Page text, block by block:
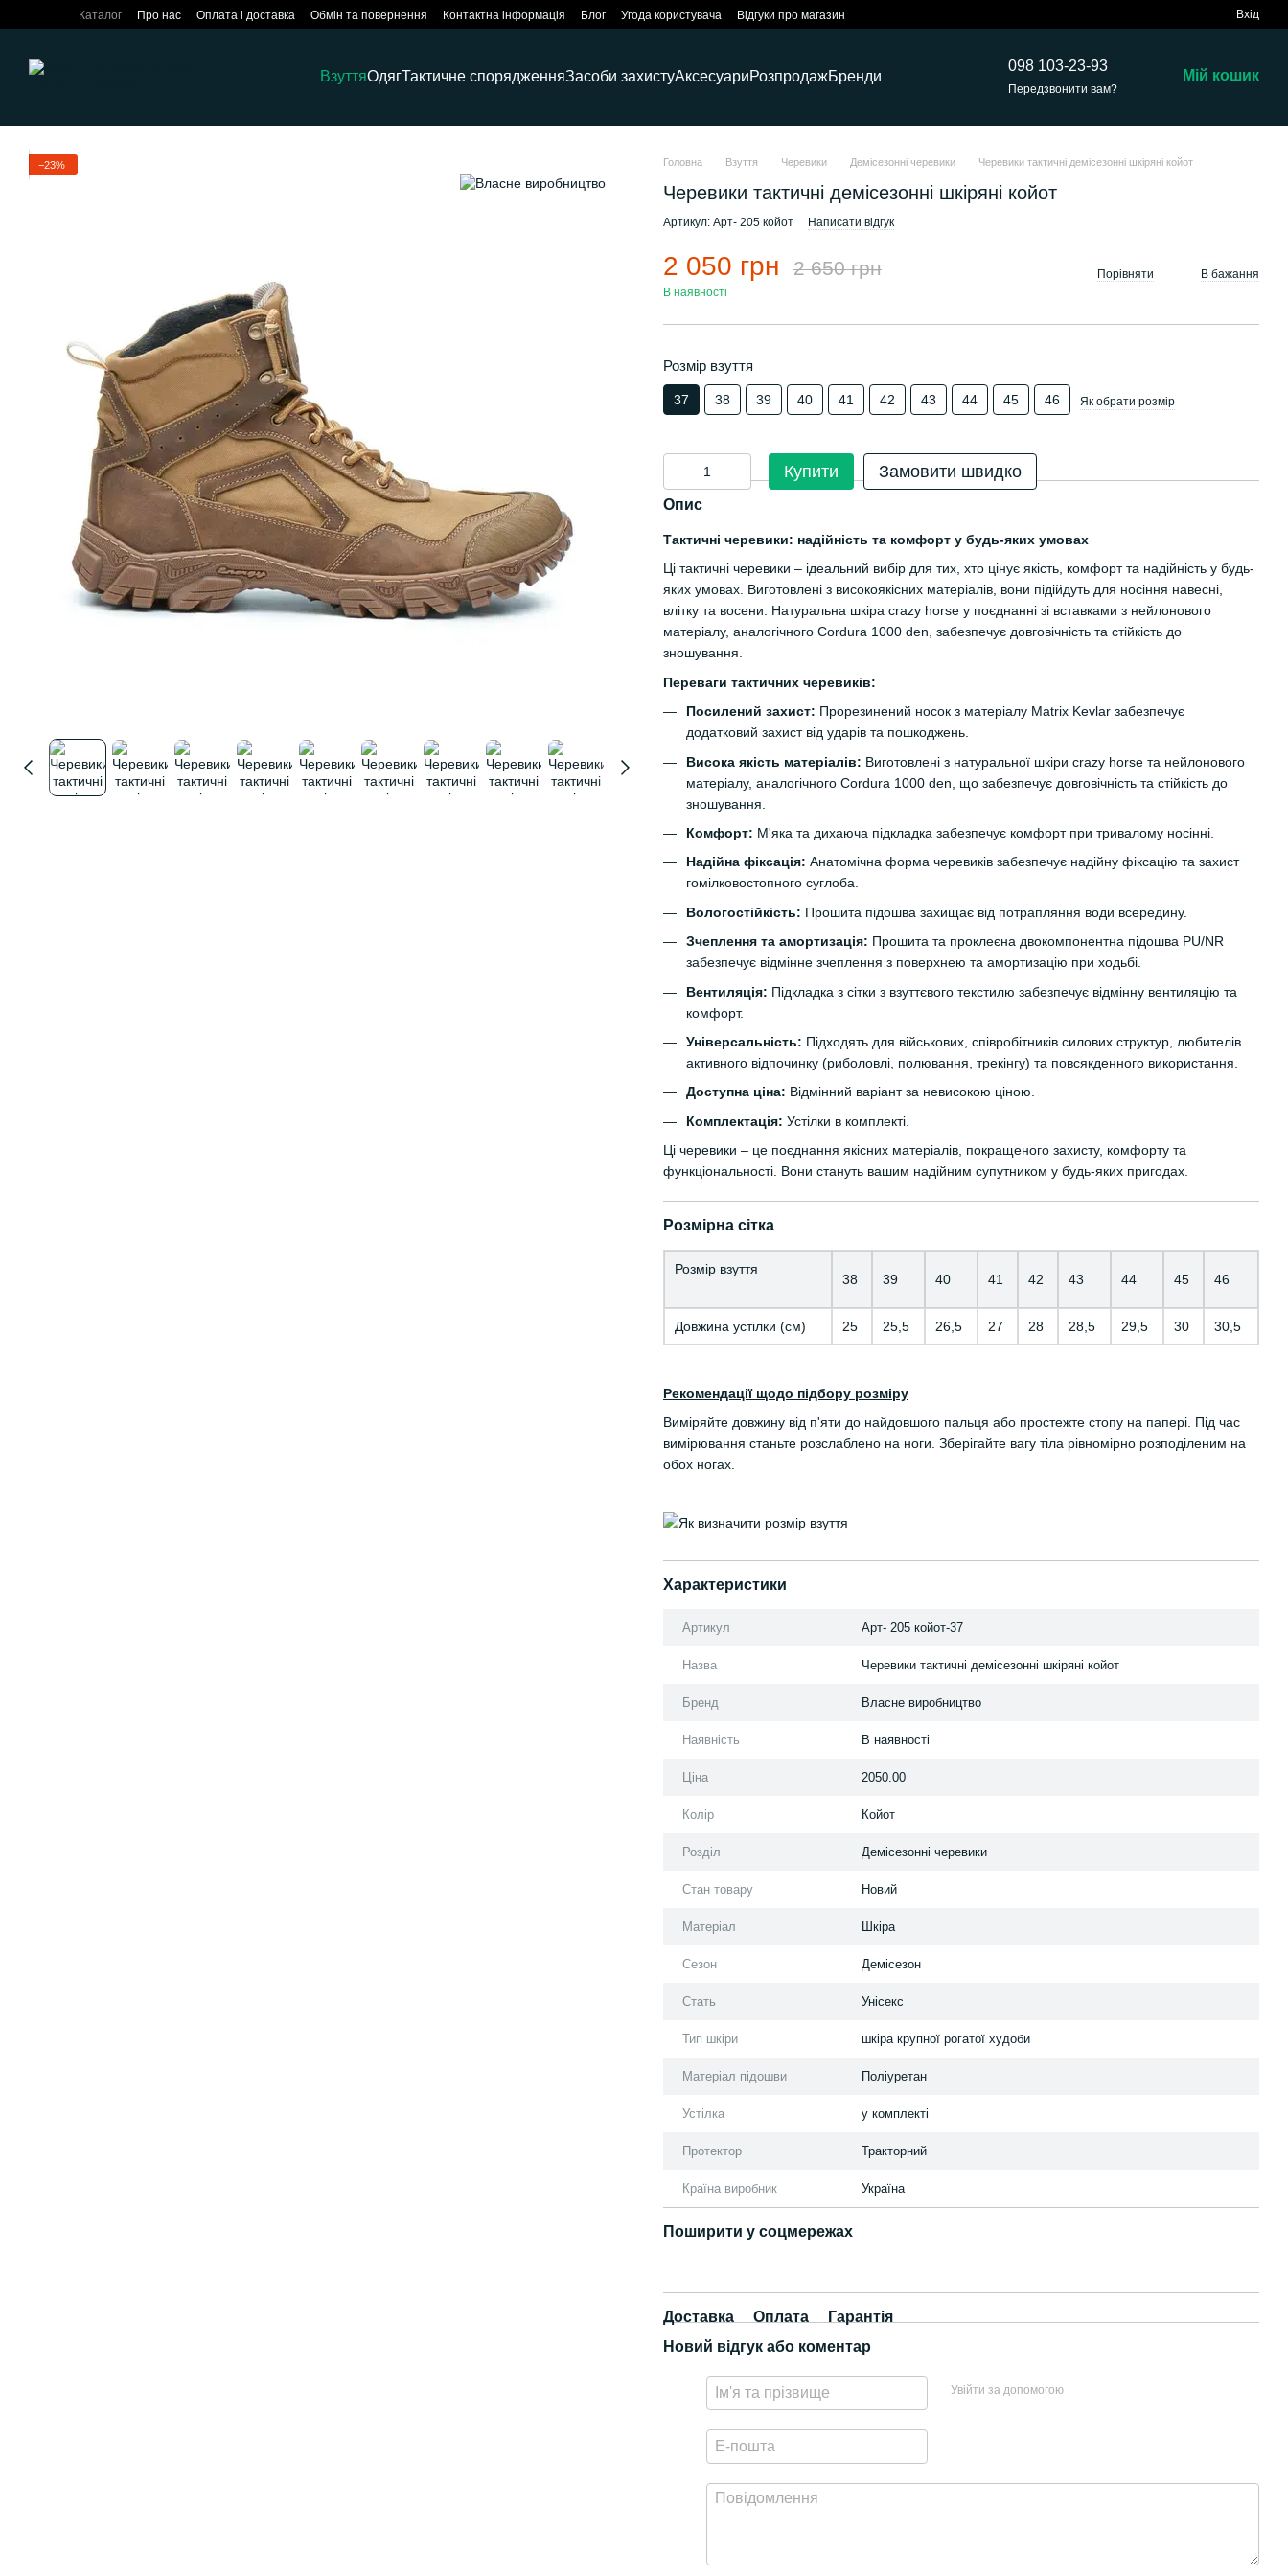
Перейти до основного контенту
Каталог Про нас Оплата і доставка Обмін та повернення Контактна інформація Блог Угода користувача Відгуки про магазин Вхід
ВзуттяОдягТактичне спорядженняЗасоби захистуАксесуариРозпродажБренди
098 103-23-93
Передзвонити вам?
Мій кошик
−23% Головна Взуття Черевики Демісезонні черевики Черевики тактичні демісезонні шкіряні койот
Черевики тактичні демісезонні шкіряні койот
Артикул: Арт- 205 койот Написати відгук
2 050 грн 2 650 грн
В наявності
Порівняти В бажання
Розмір взуття
37 38 39 40 41 42 43 44 45 46 Як обрати розмір
Купити Замовити швидко
Опис
Тактичні черевики: надійність та комфорт у будь-яких умовах
Ці тактичні черевики – ідеальний вибір для тих, хто цінує якість, комфорт та надійність у будь-
яких умовах. Виготовлені з високоякісних матеріалів, вони підійдуть для носіння навесні,
влітку та восени. Натуральна шкіра crazy horse у поєднанні зі вставками з нейлонового
матеріалу, аналогічного Cordura 1000 den, забезпечує довговічність та стійкість до
зношування.
Переваги тактичних черевиків:
Посилений захист: Прорезинений носок з матеріалу Matrix Kevlar забезпечує
додатковий захист від ударів та пошкоджень.
Висока якість матеріалів: Виготовлені з натуральної шкіри crazy horse та нейлонового
матеріалу, аналогічного Cordura 1000 den, що забезпечує довговічність та стійкість до
зношування.
Комфорт: М'яка та дихаюча підкладка забезпечує комфорт при тривалому носінні.
Надійна фіксація: Анатомічна форма черевиків забезпечує надійну фіксацію та захист
гомілковостопного суглоба.
Вологостійкість: Прошита підошва захищає від потрапляння води всередину.
Зчеплення та амортизація: Прошита та проклеєна двокомпонентна підошва PU/NR
забезпечує відмінне зчеплення з поверхнею та амортизацію при ходьбі.
Вентиляція: Підкладка з сітки з взуттєвого текстилю забезпечує відмінну вентиляцію та
комфорт.
Універсальність: Підходять для військових, співробітників силових структур, любителів
активного відпочинку (риболовлі, полювання, трекінгу) та повсякденного використання.
Доступна ціна: Відмінний варіант за невисокою ціною.
Комплектація: Устілки в комплекті.
Ці черевики – це поєднання якісних матеріалів, покращеного захисту, комфорту та
функціональності. Вони стануть вашим надійним супутником у будь-яких пригодах.
Розмірна сітка
Розмір взуття
38 39 40 41 42 43 44 45 46
Довжина устілки (см) 25 25,5 26,5 27 28 28,5 29,5 30 30,5
Рекомендації щодо підбору розміру
Виміряйте довжину від п'яти до найдовшого пальця або простежте стопу на папері. Під час
вимірювання станьте розслаблено на ноги. Зберігайте вагу тіла рівномірно розподіленим на
обох ногах.
Характеристики
Артикул Арт- 205 койот-37
Назва Черевики тактичні демісезонні шкіряні койот
Бренд Власне виробництво
Наявність В наявності
Ціна 2050.00
Колір Койот
Розділ Демісезонні черевики
Стан товару Новий
Матеріал Шкіра
Сезон Демісезон
Стать Унісекс
Тип шкіри шкіра крупної рогатої худоби
Матеріал підошви Поліуретан
Устілка у комплекті
Протектор Тракторний
Країна виробник Україна
Поширити у соцмережах
Доставка Оплата
Гарантія
Новий відгук або коментар
Увійти за допомогою